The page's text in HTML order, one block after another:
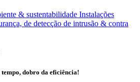
& sustentabilidade Instalações
de detecção de intrusão & contra
dobro da eficiência!